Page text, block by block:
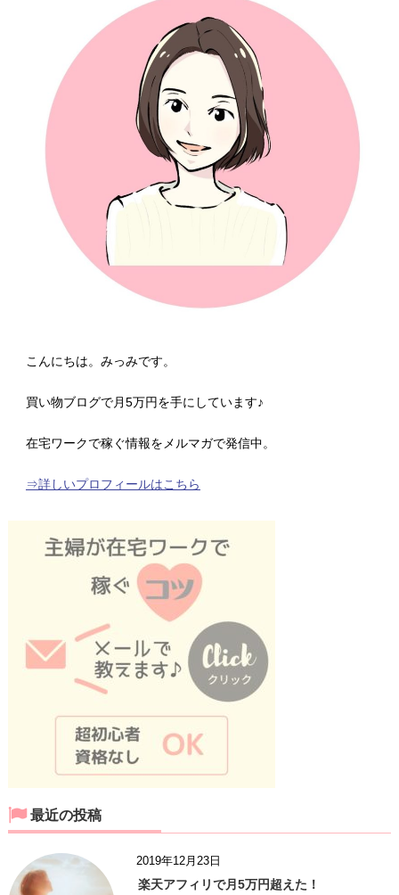
こんにちは。みっみです。
買い物ブログで月5万円を手にしています♪
在宅ワークで稼ぐ情報をメルマガで発信中。
⇒詳しいプロフィールはこちら
最近の投稿
2019年12月23日
楽天アフィリで月5万円超えた！